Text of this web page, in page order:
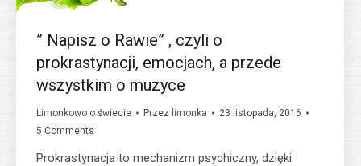
” Napisz o Rawie” , czyli o
prokrastynacji, emocjach, a przede
wszystkim o muzyce
Limonkowo o świecie Przez limonka
23 listopada, 2016
5 Comments
Prokrastynacja to mechanizm psychiczny, dzięki